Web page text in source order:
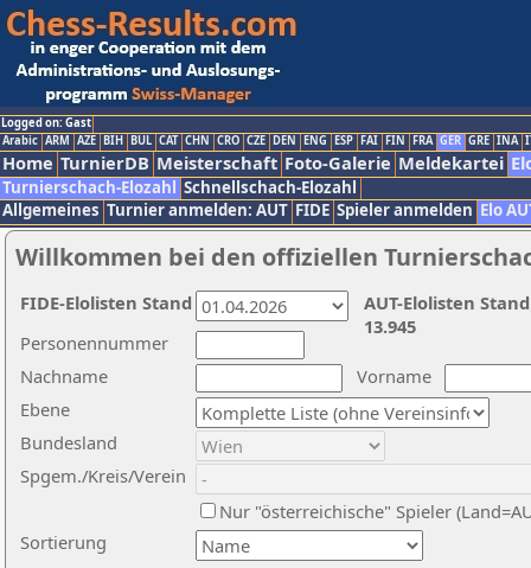
Logged on: Gast
Arabic ARM AZE BIH BUL CAT CHN CRO CZE DEN ENG ESP FAI FIN FRA GER GRE INA
Home TurnierDB Meisterschaft Foto-Galerie Meldekartei
Turnierschach-Elozahl Schnellschach-Elozahl
Allgemeines Turnier anmelden: AUT FIDE Spieler anmelden Elo
Willkommen bei den offiziellen
Nachname
Vorname
Ebene
Sortierung
Personennummer
Bundesland
Spgem./Kreis/Verein
Nur "österreichische" Spieler
AUT-Elolisten
13.945
FIDE-Elolisten Stand